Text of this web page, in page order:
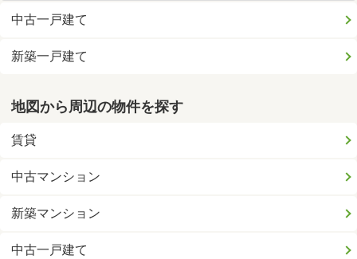
中古一戸建て
新築一戸建て
地図から周辺の物件を探す
賃貸
中古マンション
新築マンション
中古一戸建て